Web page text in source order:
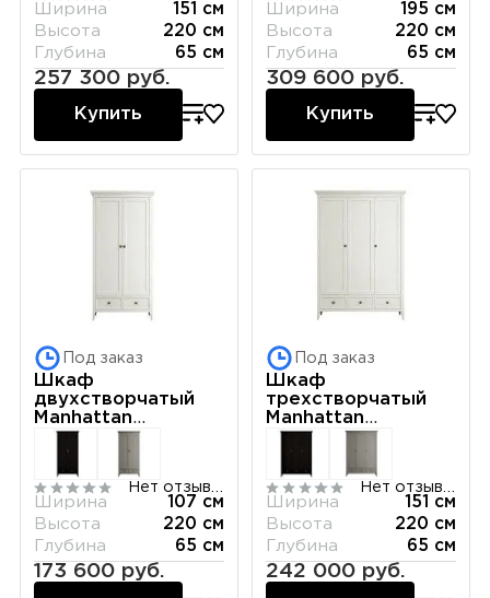
Ширина
151 см
Высота
220 см
Глубина
65 см
257 300 руб.
Купить
Ширина
195 см
Высота
220 см
Глубина
65 см
309 600 руб.
Купить
Под заказ
Шкаф
двухстворчатый
Manhattan
(Молочный)
Ширина
107 см
Высота
220 см
Глубина
65 см
173 600 руб.
Под заказ
Шкаф
трехстворчатый
Manhattan
(Молочный)
Ширина
151 см
Высота
220 см
Глубина
65 см
242 000 руб.